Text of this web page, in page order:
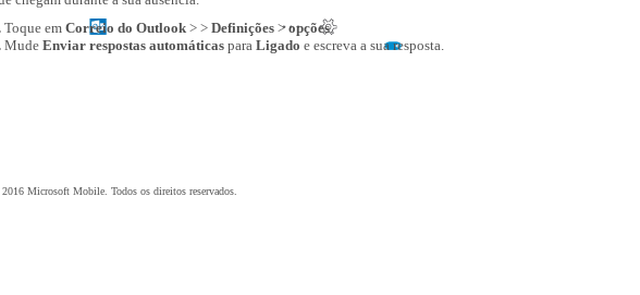
Toque em Correio do Outlook > > Definições >opções.
Mude Enviar respostas automáticas para Ligado e escreva a sua resposta.
Microsoft Mobile. Todos os direitos reservados.